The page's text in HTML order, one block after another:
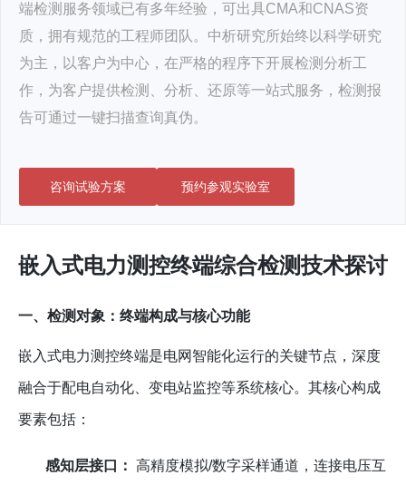
端检测服务领域已有多年经验，可出具CMA和CNAS资
质，拥有规范的工程师团队。中析研究所始终以科学研究
为主，以客户为中心，在严格的程序下开展检测分析工
作，为客户提供检测、分析、还原等一站式服务，检测报
告可通过一键扫描查询真伪。
咨询试验方案 预约参观实验室
嵌入式电力测控终端综合检测技术探讨
一、检测对象：终端构成与核心功能
嵌入式电力测控终端是电网智能化运行的关键节点，深度
融合于配电自动化、变电站监控等系统核心。其核心构成
要素包括：
感知层接口： 高精度模拟/数字采样通道，连接电压互